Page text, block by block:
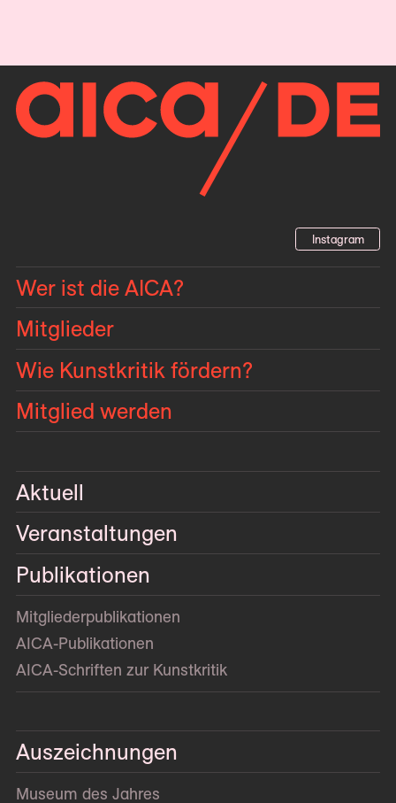
Instagram
Wer ist die AICA?
Mitglieder
Wie Kunstkritik fördern?
Mitglied werden
Aktuell
Veranstaltungen
Publikationen
Mitglieder­publikationen
AICA-Publikationen
AICA-Schriften zur Kunstkritik
Auszeichnungen
Museum des Jahres